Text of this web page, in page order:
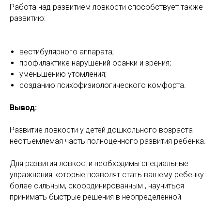
Работа над развитием ловкости способствует также
развитию:
вестибулярного аппарата;
профилактике нарушений осанки и зрения;
уменьшению утомления;
созданию психофизиологического комфорта.
Вывод:
Развитие ловкости у детей дошкольного возраста
неотъемлемая часть полноценного развития ребенка.
Для развития ловкости необходимы специальные
упражнения которые позволят стать вашему ребенку
более сильным, скоординированным , научиться
принимать быстрые решения в неопределенной